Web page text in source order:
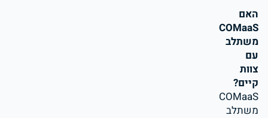
האם
COMaaS
משתלב
עם
צוות
קיים?
COMaaS
משתלב